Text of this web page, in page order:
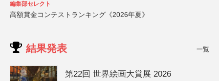
編集部セレクト
高額賞金コンテストランキング《2026年夏》
結果発表 一覧
第22回 世界絵画大賞展 2026